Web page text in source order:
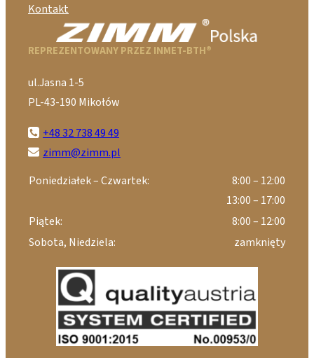
Kontakt
REPREZENTOWANY PRZEZ INMET-BTH®
ul.Jasna 1-5
PL-43-190 Mikołów
+48 32 738 49 49
zimm@zimm.pl
Poniedziałek – Czwartek:
8:00 – 12:00
13:00 – 17:00
Piątek:
8:00 – 12:00
Sobota, Niedziela:
zamknięty